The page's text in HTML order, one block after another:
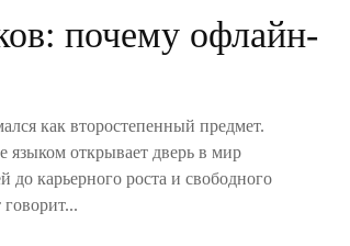
почему офлайн-
как второстепенный предмет.
языком открывает дверь в мир
карьерного роста и свободного